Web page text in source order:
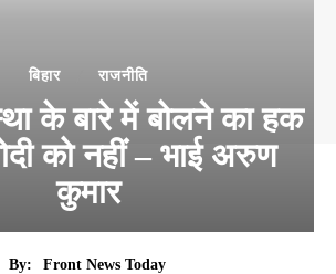
बिहार राजनीति
के बारे में बोलने का हक
को नहीं – भाई अरुण
कुमार
By:
Front News Today